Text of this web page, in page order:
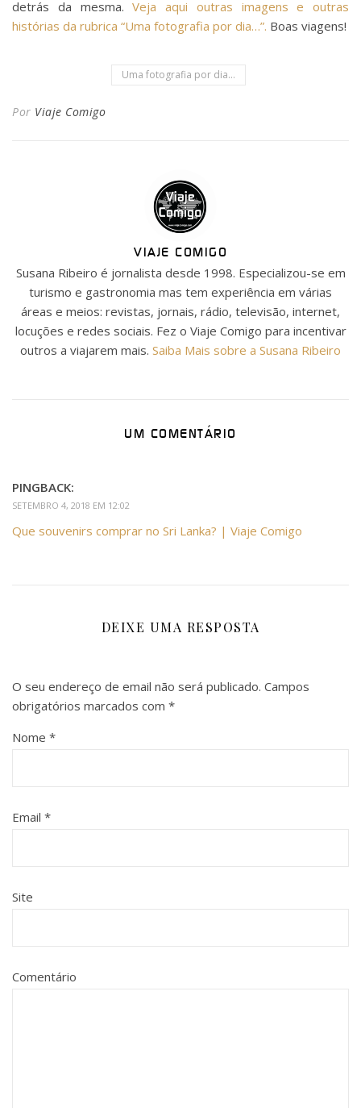
detrás da mesma.Veja aqui outras imagens e outras
histórias da rubrica “Uma fotografia por dia…”. Boas viagens!
Uma fotografia por dia...
Por Viaje Comigo
VIAJE COMIGO
Susana Ribeiro é jornalista desde 1998. Especializou-se em
turismo e gastronomia mas tem experiência em várias
áreas e meios: revistas, jornais, rádio, televisão, internet,
locuções e redes sociais. Fez o Viaje Comigo para incentivar
outros a viajarem mais. Saiba Mais sobre a Susana Ribeiro
UM COMENTÁRIO
PINGBACK:
SETEMBRO 4, 2018 EM 12:02
Que souvenirs comprar no Sri Lanka? | Viaje Comigo
DEIXE UMA RESPOSTA
O seu endereço de email não será publicado. Campos
obrigatórios marcados com *
Nome *
Email *
Site
Comentário